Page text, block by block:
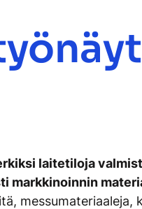
laitetiloja
markkinoinnin
messumateriaaleja,